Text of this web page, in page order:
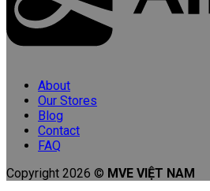
About
Our Stores
Blog
Contact
FAQ
Copyright 2026 © MVE VIỆT NAM